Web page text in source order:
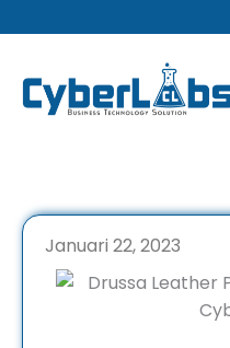
ke
Januari 22, 2023